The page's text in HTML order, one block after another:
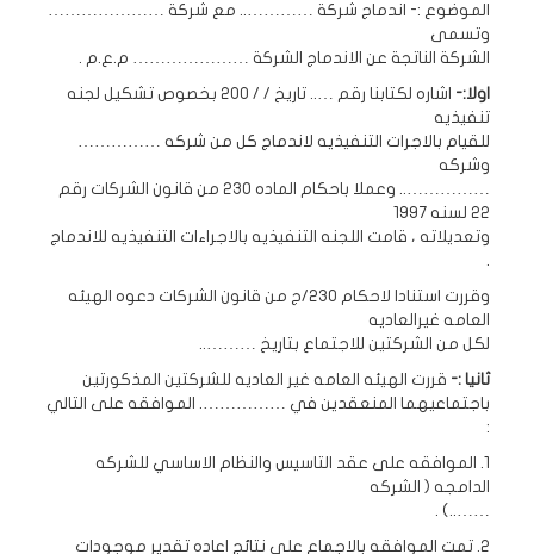
الموضوع :- اندماج شركة ………….. مع شركة …………………
وتسمى
الشركة الناتجة عن الاندماج الشركة ………………… م.ع.م .
اولا:-
اشاره لكتابنا رقم ….. تاريخ / / 200 بخصوص تشكيل لجنه
تنفيذيه
للقيام بالاجرات التنفيذيه لاندماج كل من شركه ……………
وشركه
…………….. وعملا باحكام الماده 230 من قانون الشركات رقم
22 لسنه 1997
وتعديلاته ، قامت اللجنه التنفيذيه بالاجراءات التنفيذيه للاندماج
.
وقررت استنادا لاحكام 230/ج من قانون الشركات دعوه الهيئه
العامه غيرالعاديه
لكل من الشركتين للاجتماع بتاريخ ………..
ثانيا :- قررت الهيئه العامه غير العاديه للشركتين المذكورتين
باجتماعيهما المنعقدين في ……………. الموافقه على التالي
:
1. الموافقه على عقد التاسيس والنظام الاساسي للشركه
الدامجه ( الشركه
……..) .
2. تمت الموافقه بالاجماع على نتائج اعاده تقدير موجودات